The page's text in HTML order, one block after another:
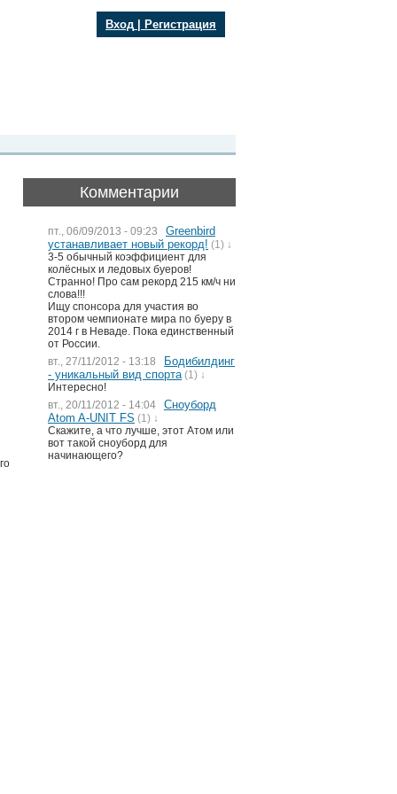
Вход Регистрация
Комментарии
пт., 06/09/2013 - 09:23
Greenbird
устанавливает новый рекорд! (1) ↓
3-5 обычный коэффициент для
колёсных и ледовых буеров!
Странно! Про сам рекорд 215 км/ч ни
слова!!!
Ищу спонсора для участия во
втором чемпионате мира по буеру в
2014 г в Неваде. Пока единственный
от России.
вт., 27/11/2012 - 13:18
Бодибилдинг
- уникальный вид спорта (1) ↓
Интересно!
вт., 20/11/2012 - 14:04
Сноуборд
Atom A-UNIT FS (1) ↓
Скажите, а что лучше, этот Атом или
вот такой сноуборд для
начинающего?